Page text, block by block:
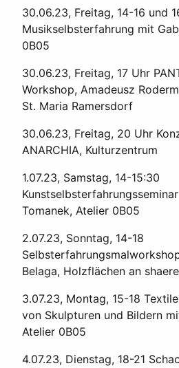
30.06.23, Freitag, 14-16 und
Musikselbsterfahrung mit
0B05
30.06.23, Freitag, 17 Uhr
Workshop, Amadeusz
St. Maria Ramersdorf
30.06.23, Freitag, 20 Uhr
ANARCHIA, Kulturzentrum
1.07.23, Samstag, 14-15:30
Tomanek, Atelier 0B05
2.07.23, Sonntag, 14-18
Belaga, Holzflächen an
3.07.23, Montag, 15-18
von Skulpturen und Bildern
Atelier 0B05
4.07.23, Dienstag, 18-21